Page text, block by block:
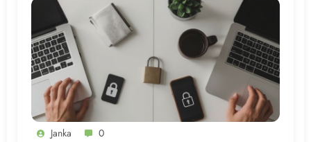
Janka 0